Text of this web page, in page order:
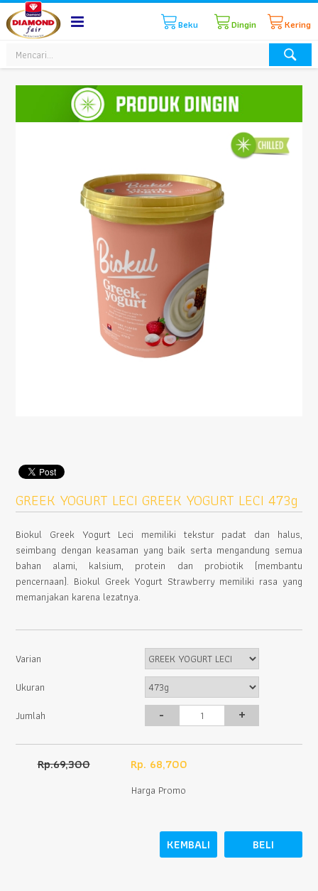
Kering
Dingin
Beku
GREEK YOGURT LECI GREEK YOGURT LECI 473g
Biokul Greek Yogurt Leci memiliki tekstur padat dan halus,
seimbang dengan keasaman yang baik serta mengandung semua
bahan alami, kalsium, protein dan probiotik (membantu
pencernaan). Biokul Greek Yogurt Strawberry memiliki rasa yang
memanjakan karena lezatnya.
Varian
Ukuran
Jumlah
- +
Rp.69,300 Rp. 68,700
Harga Promo
BELI
KEMBALI